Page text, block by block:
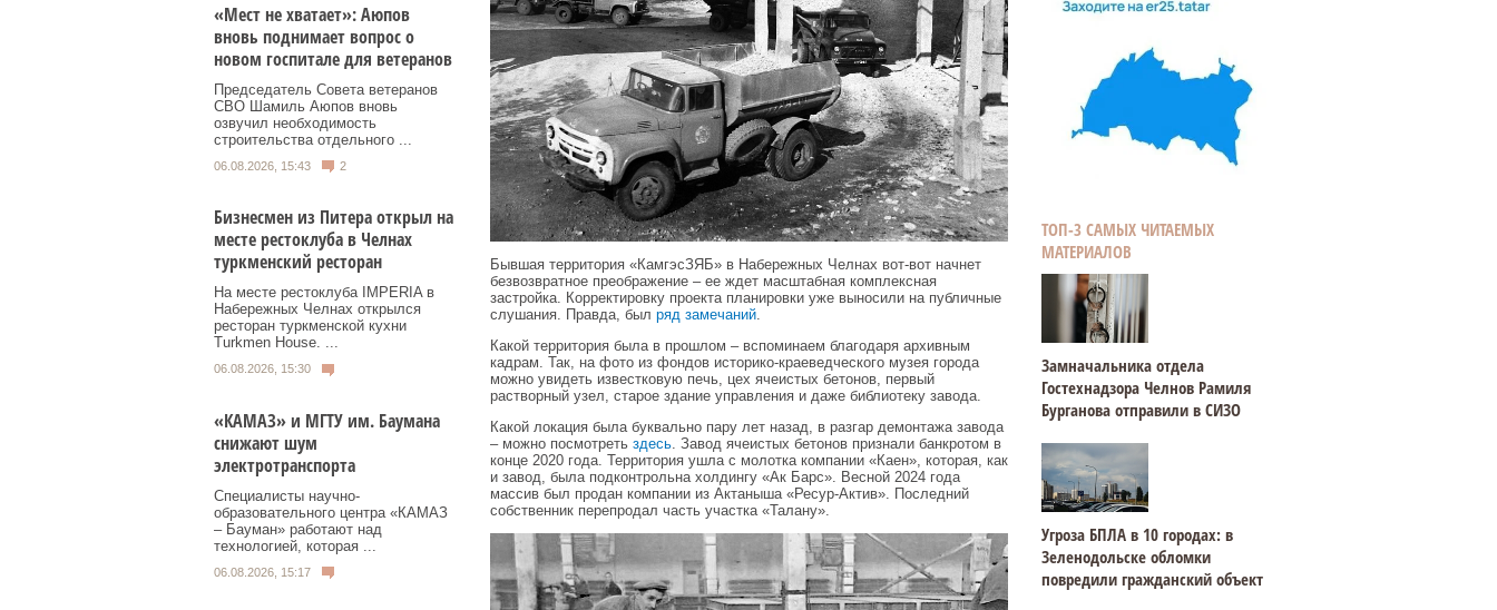
«Мест не хватает»: Аюпов
вновь поднимает вопрос о
новом госпитале для ветеранов
Председатель Совета ветеранов
СВО Шамиль Аюпов вновь
озвучил необходимость
строительства отдельного ...
06.08.2026, 15:43 2
Бизнесмен из Питера открыл на
месте рестоклуба в Челнах
туркменский ресторан
На месте рестоклуба IMPERIA в
Набережных Челнах открылся
ресторан туркменской кухни
Turkmen House. ...
06.08.2026, 15:30
«КАМАЗ» и МГТУ им. Баумана
снижают шум
электротранспорта
Специалисты научно-
образовательного центра «КАМАЗ
– Бауман» работают над
технологией, которая ...
06.08.2026, 15:17
Бывшая территория «КамгэсЗЯБ» в Набережных Челнах вот-вот начнет
безвозвратное преображение – ее ждет масштабная комплексная
застройка. Корректировку проекта планировки уже выносили на публичные
слушания. Правда, был ряд замечаний.
Какой территория была в прошлом – вспоминаем благодаря архивным
кадрам. Так, на фото из фондов историко-краеведческого музея города
можно увидеть известковую печь, цех ячеистых бетонов, первый
растворный узел, старое здание управления и даже библиотеку завода.
Какой локация была буквально пару лет назад, в разгар демонтажа завода
– можно посмотреть здесь. Завод ячеистых бетонов признали банкротом в
конце 2020 года. Территория ушла с молотка компании «Каен», которая, как
и завод, была подконтрольна холдингу «Ак Барс». Весной 2024 года
массив был продан компании из Актаныша «Ресур-Актив». Последний
собственник перепродал часть участка «Талану».
ТОП-3 САМЫХ ЧИТАЕМЫХ
МАТЕРИАЛОВ
Замначальника отдела
Гостехнадзора Челнов Рамиля
Бурганова отправили в СИЗО
Угроза БПЛА в 10 городах: в
Зеленодольске обломки
повредили гражданский объект